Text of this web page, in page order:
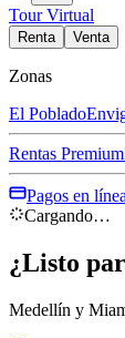
Tour Virtual
Renta Venta
Zonas
El Poblado
Rentas Premium
Pagos en línea
Cargando…
¿Listo
Medellín y